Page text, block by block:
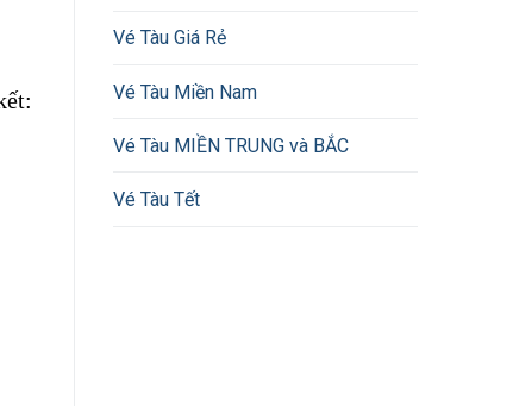
Vé Tàu Giá Rẻ
Vé Tàu Miền Nam
Vé Tàu MIỀN TRUNG và BẮC
Vé Tàu Tết